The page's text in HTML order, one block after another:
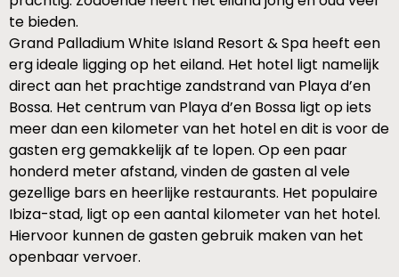
te bieden.
Grand Palladium White Island Resort & Spa heeft een
erg ideale ligging op het eiland. Het hotel ligt namelijk
direct aan het prachtige zandstrand van Playa d’en
Bossa. Het centrum van Playa d’en Bossa ligt op iets
meer dan een kilometer van het hotel en dit is voor de
gasten erg gemakkelijk af te lopen. Op een paar
honderd meter afstand, vinden de gasten al vele
gezellige bars en heerlijke restaurants. Het populaire
Ibiza-stad, ligt op een aantal kilometer van het hotel.
Hiervoor kunnen de gasten gebruik maken van het
openbaar vervoer.